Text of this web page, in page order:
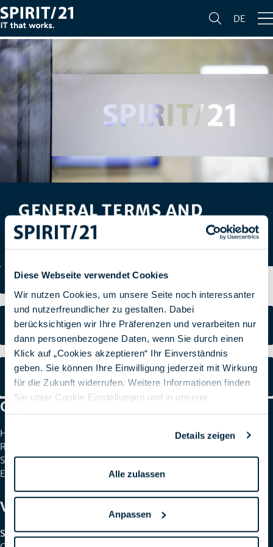
Diese Webseite verwendet Cookies
Wir nutzen Cookies, um unsere Seite noch interessanter
und nutzerfreundlicher zu gestalten. Dabei
berücksichtigen wir Ihre Präferenzen und verarbeiten nur
dann personenbezogene Daten, wenn Sie durch einen
Klick auf „Cookies akzeptieren“ Ihr Einverständnis
geben. Sie können Ihre Einwilligung jederzeit mit Wirkung
für die Zukunft widerrufen. Weitere Informationen finden
Sie unter Cookie Einstellungen und in unserer
Details zeigen
Alle zulassen
Anpassen
DE
GENERAL TERMS AND
CONDITIONS OF BUSINESS
Download: Allgemeine Geschäftsbedingungen
Download: Allgemeine Geschäftsbedingungen
(Subunternehmer)
Download: Terms and Conditions (T&C) for IT Services
and Contract Work
Get in Touch
Head Office: +49 7031 209-3333
Recruiting: +49 7031 209-50140
Switzerland: +41 44 829 21 58
Email:
Visit us
SPIRIT/21 GmbH (Head Office)